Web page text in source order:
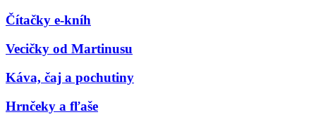
Čítačky e-kníh
Vecičky od Martinusu
Káva, čaj a pochutiny
Hrnčeky a fľaše